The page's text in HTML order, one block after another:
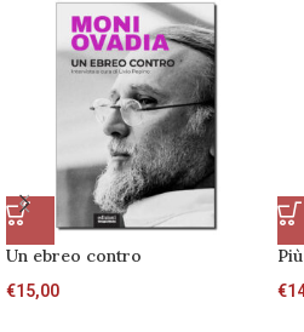
Un ebreo contro
€15,00 €